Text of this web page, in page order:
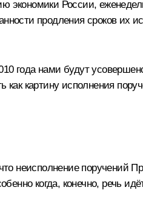
экономики России,
продления сроков их
года нами будут
картину исполнения
неисполнение поручений
когда, конечно, речь